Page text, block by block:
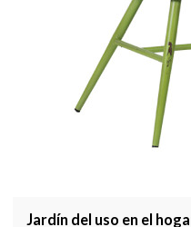
Jardín del uso en el